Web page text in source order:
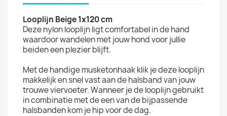
Looplijn Beige 1x120 cm
Deze nylon looplijn ligt comfortabel in de hand
waardoor wandelen met jouw hond voor jullie
beiden een plezier blijft.
Met de handige musketonhaak klik je deze looplijn
makkelijk en snel vast aan de halsband van jouw
trouwe viervoeter. Wanneer je de looplijn gebruikt
in combinatie met de een van de bijpassende
halsbanden kom je hip voor de dag.